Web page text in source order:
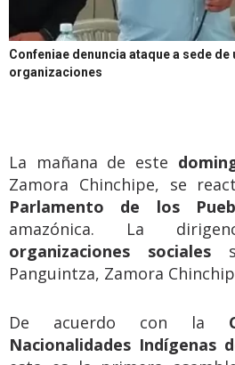
Confeniae denuncia ataque a sede de
organizaciones
La mañana de este
Zamora Chinchipe, se
Parlamento de los
amazónica. La
organizaciones sociales
Panguintza, Zamora
De acuerdo con la
Nacionalidades Indígenas